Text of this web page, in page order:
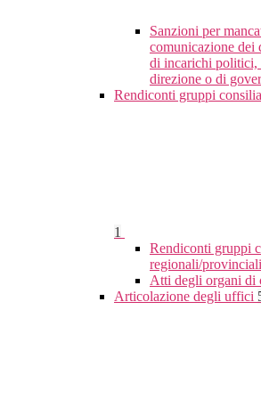
Sanzioni per
comunicazione dei
di incarichi politici,
direzione o di
Rendiconti gruppi
1
Rendiconti gruppi
regionali/provinciali
Atti degli organi di
Articolazione degli uffici